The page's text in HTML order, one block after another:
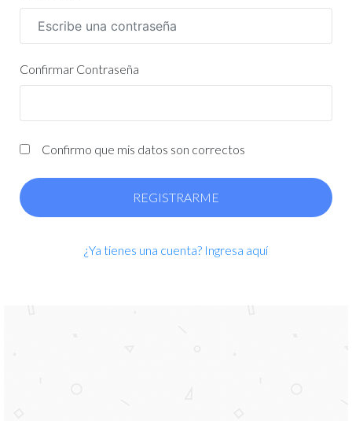
Confirmar Contraseña
Confirmo que mis datos son correctos
REGISTRARME
¿Ya tienes una cuenta? Ingresa aquí